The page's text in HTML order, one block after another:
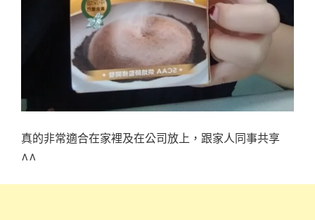
真的非常適合在家裡及在公司放上，跟家人同事共享
^^